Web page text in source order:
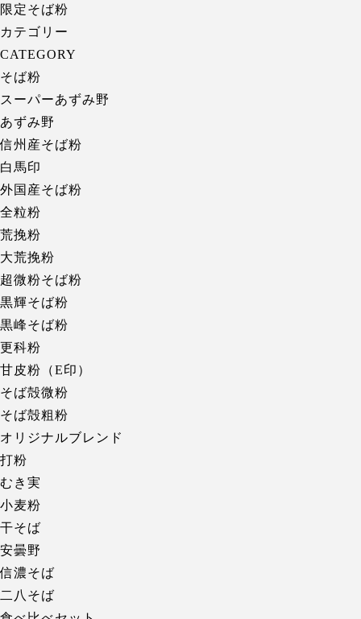
限定そば粉
カテゴリー
CATEGORY
そば粉
スーパーあずみ野
あずみ野
信州産そば粉
白馬印
外国産そば粉
全粒粉
荒挽粉
大荒挽粉
超微粉そば粉
黒輝そば粉
黒峰そば粉
更科粉
甘皮粉（E印）
そば殻微粉
そば殻粗粉
オリジナルブレンド
打粉
むき実
小麦粉
干そば
安曇野
信濃そば
二八そば